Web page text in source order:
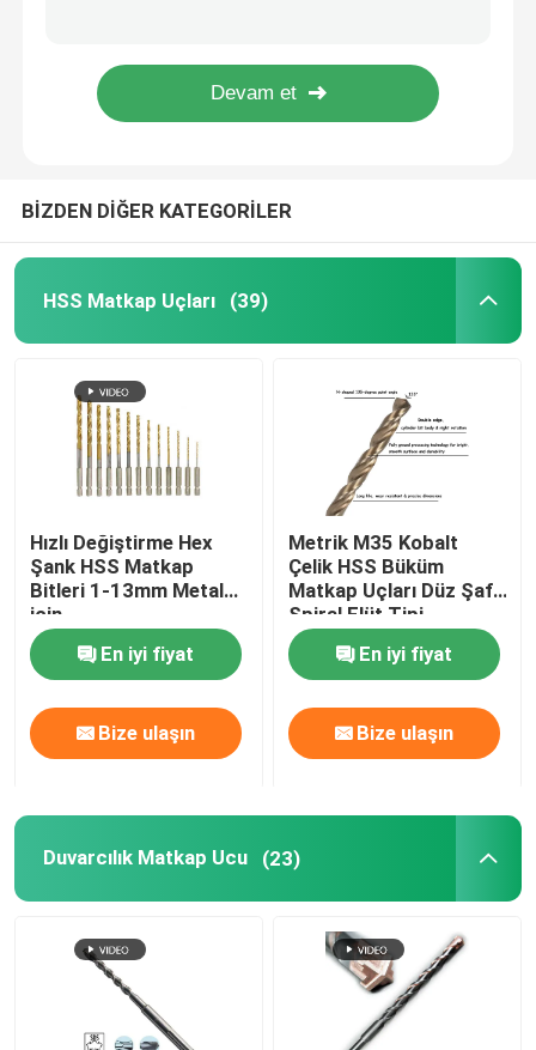
Ahşap Matkap burguları
TCT Delik Testere
Matkap Ucu Seti
Ağaç İşleme İçin Delik Testere
Elmas çekirdek Bit
TCT Daire Testere Bıçağı
Aşındırıcı Alet
Ağaç İşleme Freze Uçları
HSS Makine Muslukları
BİZDEN DİĞER KATEGORİLER
HSS Matkap Uçları (39)
Hızlı Değiştirme Hex
Şank HSS Matkap
Bitleri 1-13mm Metal
için
En iyi fiyat
Bize ulaşın
Metrik M35 Kobalt
Çelik HSS Büküm
Matkap Uçları Düz ​​Şaft
Spiral Flüt Tipi
En iyi fiyat
Bize ulaşın
Duvarcılık Matkap Ucu (23)